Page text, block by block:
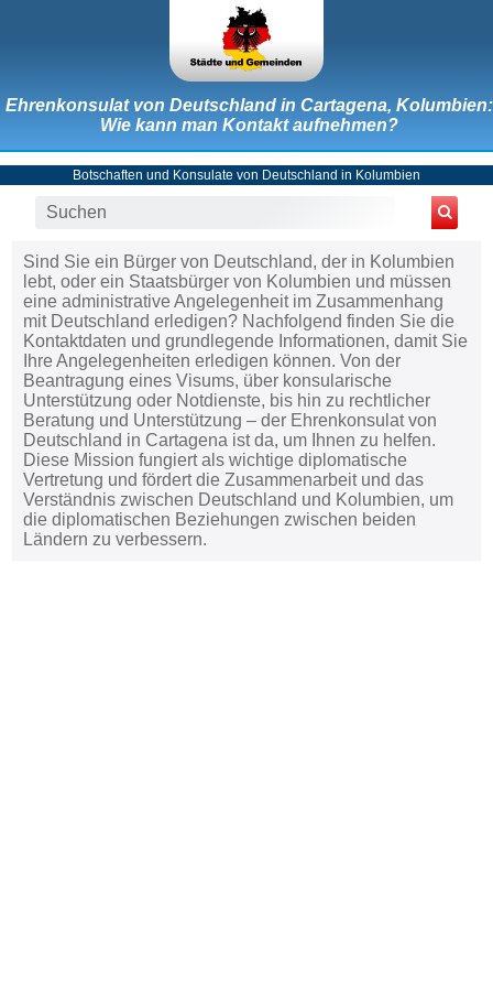
Ehrenkonsulat von Deutschland in Cartagena, Kolumbien:
Wie kann man Kontakt aufnehmen?
Botschaften und Konsulate von Deutschland in Kolumbien
Sind Sie ein Bürger von Deutschland, der in Kolumbien
lebt, oder ein Staatsbürger von Kolumbien und müssen
eine administrative Angelegenheit im Zusammenhang
mit Deutschland erledigen? Nachfolgend finden Sie die
Kontaktdaten und grundlegende Informationen, damit Sie
Ihre Angelegenheiten erledigen können. Von der
Beantragung eines Visums, über konsularische
Unterstützung oder Notdienste, bis hin zu rechtlicher
Beratung und Unterstützung – der Ehrenkonsulat von
Deutschland in Cartagena ist da, um Ihnen zu helfen.
Diese Mission fungiert als wichtige diplomatische
Vertretung und fördert die Zusammenarbeit und das
Verständnis zwischen Deutschland und Kolumbien, um
die diplomatischen Beziehungen zwischen beiden
Ländern zu verbessern.